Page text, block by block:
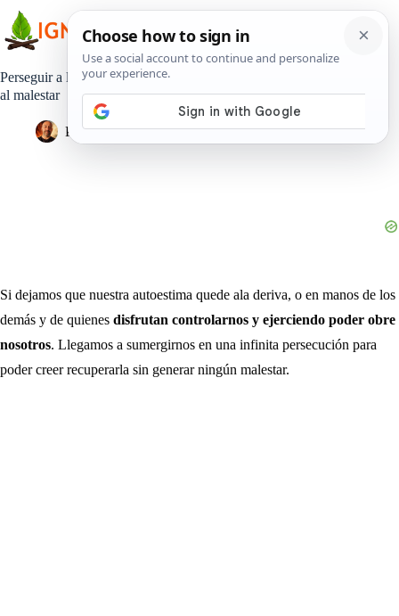
contenido
Perseguir a los que nos hacen daño, una forma de condenarnos
al malestar
Pedro Lisperguer 17 julio, 2020 Estilo de Vida
Si dejamos que nuestra autoestima quede ala deriva, o en manos de los
demás y de quienes disfrutan controlarnos y ejerciendo poder obre
nosotros. Llegamos a sumergirnos en una infinita persecución para
poder creer recuperarla sin generar ningún malestar.